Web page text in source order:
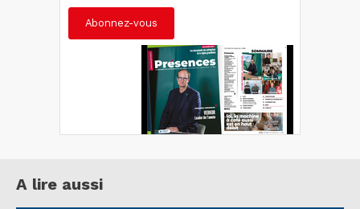
Abonnez-vous
A lire aussi